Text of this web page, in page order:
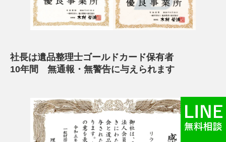
社長は遺品整理士ゴールドカード保有者
10年間 無通報・無警告に与えられます